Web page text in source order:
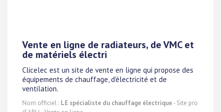
Vente en ligne de radiateurs, de VMC et
de matériels électri
Clicelec est un site de vente en ligne qui propose des
équipements de chauffage, d'électricité et de
ventilation.
Nom officiel : LE spécialiste du chauffage électrique- Site pro